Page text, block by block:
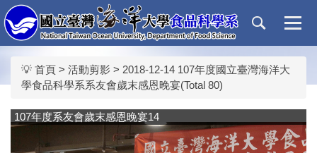
跳
到
主
要
容
💡 首頁 > 活動剪影 > 2018-12-14 107年度國立臺灣海洋大
學食品科學系系友會歲末感恩晚宴(Total 80)
107年度系友會歲末感恩晚宴14